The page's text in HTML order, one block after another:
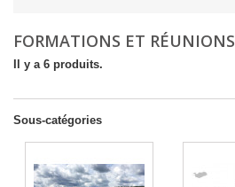
FORMATIONS ET RÉUNIONS
Il y a 6 produits.
Sous-catégories